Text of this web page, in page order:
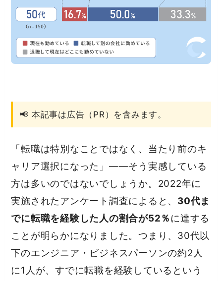
📢 本記事は広告（PR）を含みます。
「転職は特別なことではなく、当たり前のキ
ャリア選択になった」——そう実感している
方は多いのではないでしょうか。2022年に
実施されたアンケート調査によると、 30代ま
でに転職を経験した人の割合が52％に達する
ことが明らかになりました。つまり、30代以
下のエンジニア・ビジネスパーソンの約2人
に1人が、すでに転職を経験しているという